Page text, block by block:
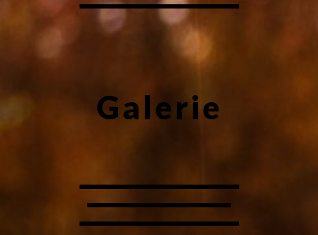
Galerie